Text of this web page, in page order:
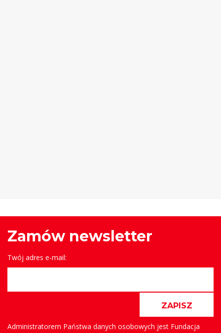
Zamów newsletter
Twój adres e-mail:
ZAPISZ
Administratorem Państwa danych osobowych jest Fundacja